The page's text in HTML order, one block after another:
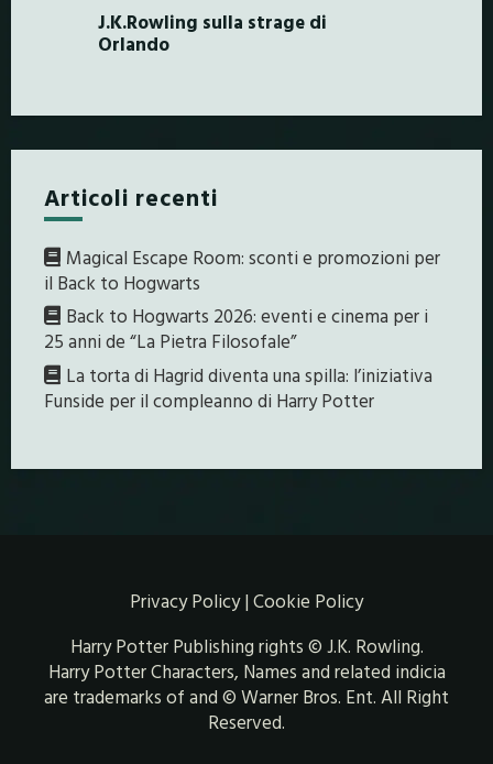
J.K.Rowling sulla strage di
Orlando
Articoli recenti
Magical Escape Room: sconti e promozioni per
il Back to Hogwarts
Back to Hogwarts 2026: eventi e cinema per i
25 anni de “La Pietra Filosofale”
La torta di Hagrid diventa una spilla: l’iniziativa
Funside per il compleanno di Harry Potter
Privacy Policy| Cookie Policy
Harry Potter Publishing rights © J.K. Rowling.
Harry Potter Characters, Names and related indicia
are trademarks of and © Warner Bros. Ent. All Right
Reserved.